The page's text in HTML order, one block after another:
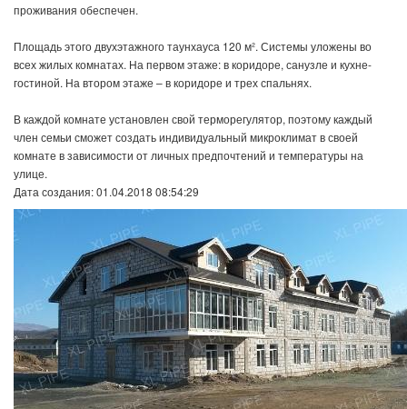
проживания обеспечен.
Площадь этого двухэтажного таунхауса 120 м². Системы уложены во
всех жилых комнатах. На первом этаже: в коридоре, санузле и кухне-
гостиной. На втором этаже – в коридоре и трех спальнях.
В каждой комнате установлен свой терморегулятор, поэтому каждый
член семьи сможет создать индивидуальный микроклимат в своей
комнате в зависимости от личных предпочтений и температуры на
улице.
Дата создания: 01.04.2018 08:54:29